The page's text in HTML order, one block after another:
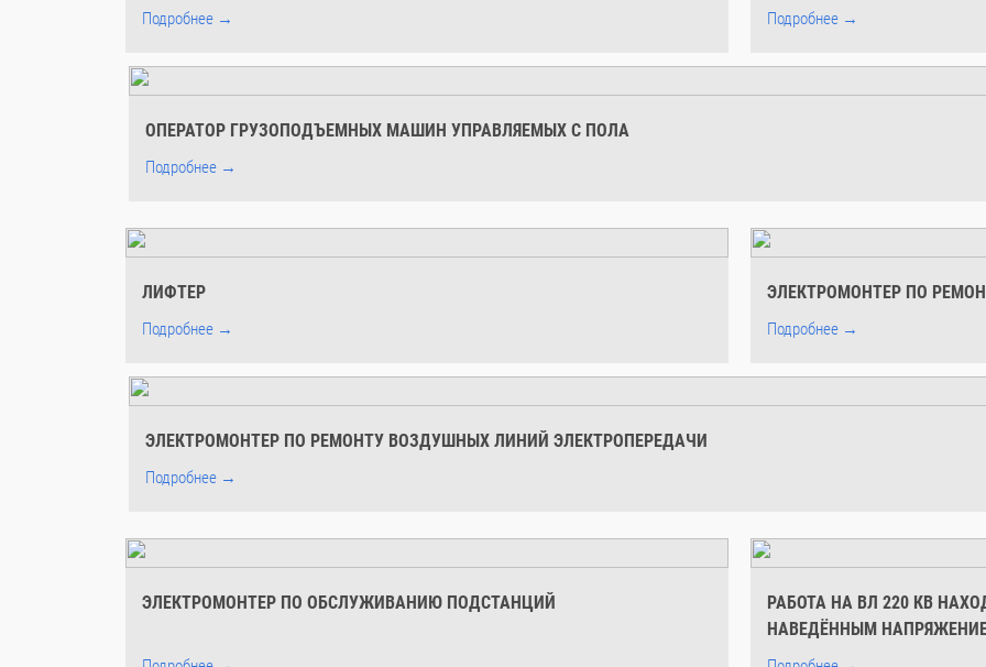
Подробнее → Подробнее →
ОПЕРАТОР ГРУЗОПОДЪЕМНЫХ МАШИН УПРАВЛЯЕМЫХ С ПОЛА
Подробнее →
ЛИФТЕР
Подробнее →
ЭЛЕКТРОМОНТЕР ПО
Подробнее →
ЭЛЕКТРОМОНТЕР ПО РЕМОНТУ ВОЗДУШНЫХ ЛИНИЙ ЭЛЕКТРОПЕРЕДАЧИ
Подробнее →
ЭЛЕКТРОМОНТЕР ПО ОБСЛУЖИВАНИЮ ПОДСТАНЦИЙ
РАБОТА НА ВЛ 220 КВ
НАВЕДЁННЫМ